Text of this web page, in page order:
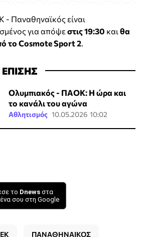
- Παναθηναϊκός είναι
για απόψε στις 19:30 και θα
το Cosmote Sport 2
Ολυμπιακός - ΠΑΟΚ: Η ώρα και
το κανάλι του αγώνα
Αθλητισμός 10.05.2026 10:02
το Dnews στα
σου στη Google
ΠΑΝΑΘΗΝΑΙΚΟΣ